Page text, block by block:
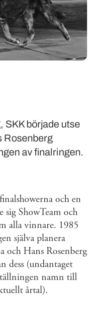
SKK började utse
Rosenberg
av finalringen.
och en
sig ShowTeam och
alla vinnare. 1985
själva planera
och Hans Rosenberg
dess (undantaget
namn till
årtal).